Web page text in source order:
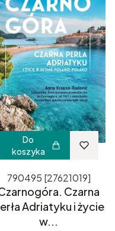
Do
koszyka
790495 [27621019]
Czarna
Adriatyku i życie
w...